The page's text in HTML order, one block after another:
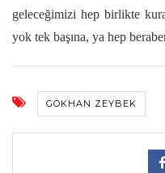
geleceğimizi hep birlikte
yok tek başına, ya hep
GÖKHAN ZEYBEK